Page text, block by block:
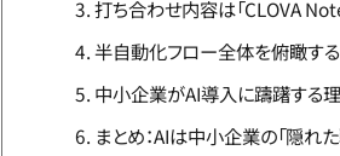
打ち合わせ内容は「CLOVA
半自動化フロー全体を俯瞰す
中小企業がAI導入に躊躇する
まとめ：AIは中小企業の「隠れた